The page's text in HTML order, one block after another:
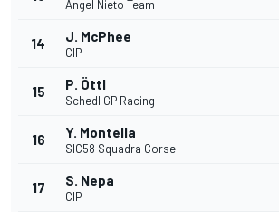
Ángel Nieto Team
14 J. McPhee
CIP
15 P. Öttl
Schedl GP Racing
16 Y. Montella
SIC58 Squadra Corse
17 S. Nepa
CIP